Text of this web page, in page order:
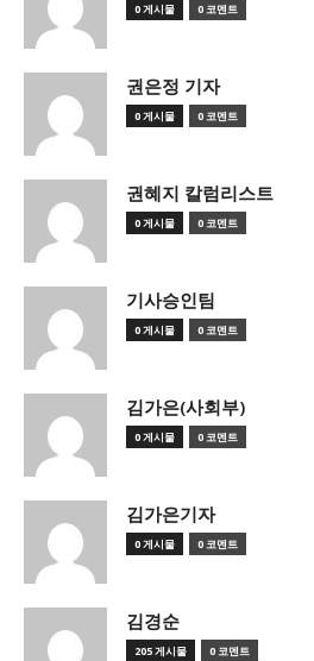
0 게시물 0 코멘트
권은정 기자
0 게시물 0 코멘트
권혜지 칼럼리스트
0 게시물 0 코멘트
기사승인팀
0 게시물 0 코멘트
김가은(사회부)
0 게시물 0 코멘트
김가은기자
0 게시물 0 코멘트
김경순
205 게시물 0 코멘트